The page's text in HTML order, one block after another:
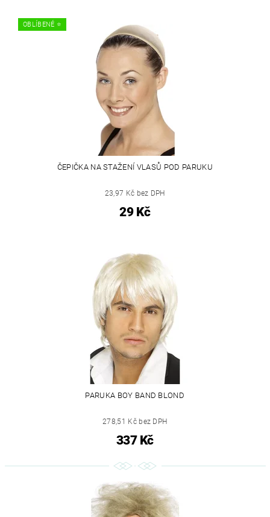
OBLÍBENÉ ⭐️
ČEPIČKA NA STAŽENÍ VLASŮ POD PARUKU
23,97 Kč bez DPH
29 Kč
PARUKA BOY BAND BLOND
278,51 Kč bez DPH
337 Kč